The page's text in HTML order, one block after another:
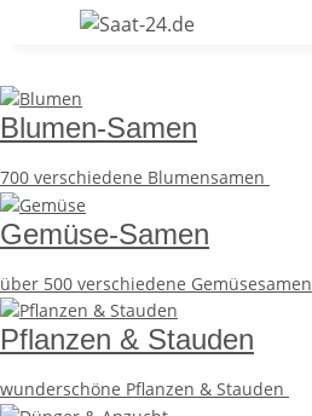
Blumen-Samen
700 verschiedene Blumensamen
Gemüse-Samen
über 500 verschiedene Gemüsesamen
Pflanzen & Stauden
wunderschöne Pflanzen & Stauden